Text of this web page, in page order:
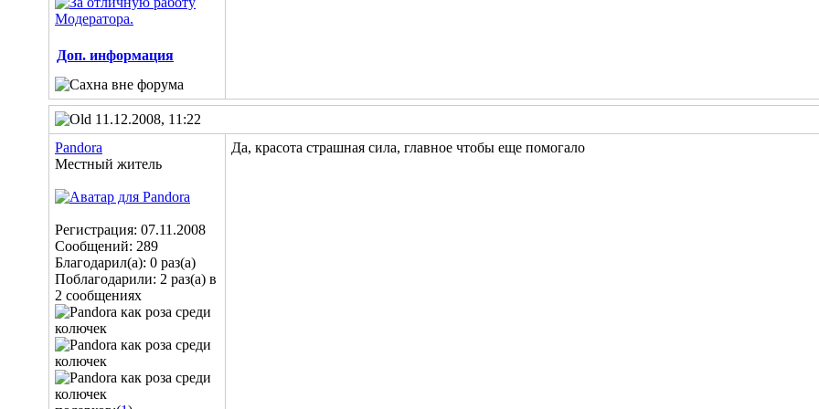
Доп. информация
11.12.2008, 11:22
Pandora
Местный житель
Регистрация: 07.11.2008
Сообщений: 289
Благодарил(а): 0 раз(а)
Поблагодарили: 2 раз(а) в
2 сообщениях
Да, красота страшная сила, главное чтобы еще помогало